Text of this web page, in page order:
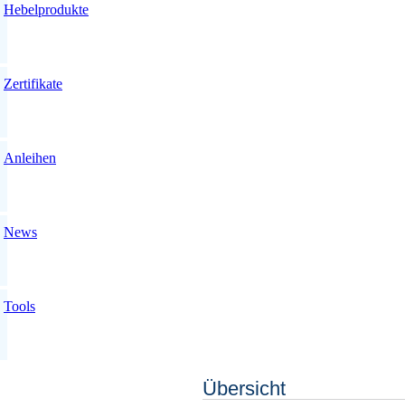
Hebelprodukte
Zertifikate
Anleihen
News
Tools
Übersicht